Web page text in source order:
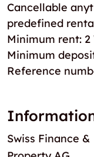
Cancellable
predefined
Minimum rent: 2
Minimum
Reference
Swiss Finance &